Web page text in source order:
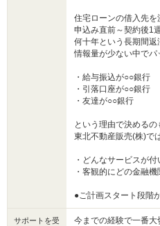
住宅ローンの借入先
申込み直前～契約後1
何十年という長期間
情報量が少ない中でパ
・給与振込が○○銀行
・引落口座が○○銀行
・友達が○○銀行
という理由で決める
東北不動産販売(株)で
・どんなサービスが
・客観的にどの金融
●ご計画スタート段階
サポートを受
今までの経験で一番